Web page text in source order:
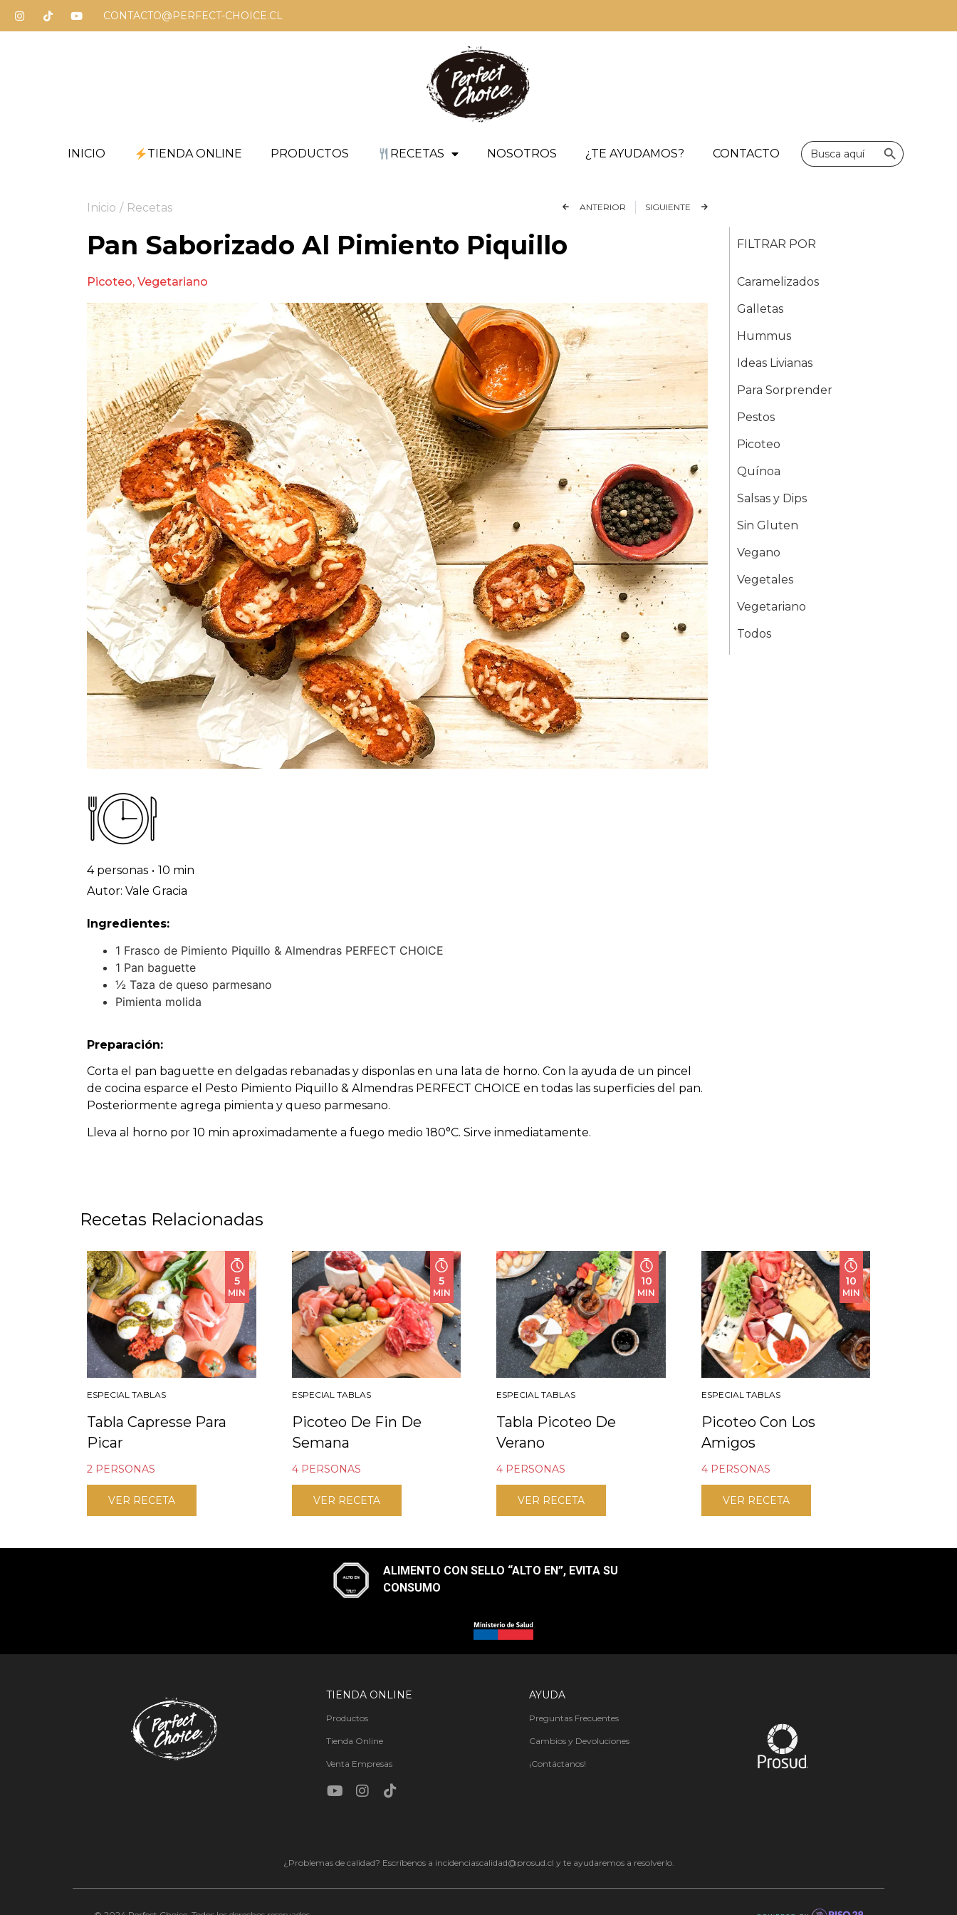
CONTACTO@PERFECT-CHOICE.CL
INICIO TIENDA ONLINE PRODUCTOS RECETAS NOSOTROS ¿TE AYUDAMOS? CONTACTO
Buscar: Botón de
Inicio / Recetas ANTERIOR SIGUIENTE
Pan Saborizado Al Pimiento Piquillo
Picoteo, Vegetariano
4 personas • 10 min
Autor: Vale Gracia
Ingredientes:
1 Frasco de Pimiento Piquillo & Almendras PERFECT CHOICE
1 Pan baguette
½ Taza de queso parmesano
Pimienta molida
Preparación:
Corta el pan baguette en delgadas rebanadas y disponlas en una lata de horno. Con la ayuda de un pincel
de cocina esparce el Pesto Pimiento Piquillo & Almendras PERFECT CHOICE en todas las superficies del pan.
Posteriormente agrega pimienta y queso parmesano.
Lleva al horno por 10 min aproximadamente a fuego medio 180°C. Sirve inmediatamente.
FILTRAR POR
Caramelizados
Galletas
Hummus
Ideas Livianas
Para Sorprender
Pestos
Picoteo
Quínoa
Salsas y Dips
Sin Gluten
Vegano
Vegetales
Vegetariano
Todos
Recetas Relacionadas
5
MIN
ESPECIAL TABLAS
Tabla Capresse Para
Picar
2 PERSONAS
VER RECETA
5
MIN
ESPECIAL TABLAS
Picoteo De Fin De
Semana
4 PERSONAS
VER RECETA
10
MIN
ESPECIAL TABLAS
Tabla Picoteo De
Verano
4 PERSONAS
VER RECETA
10
MIN
ESPECIAL TABLAS
Picoteo Con Los
Amigos
4 PERSONAS
VER RECETA
ALIMENTO CON SELLO “ALTO EN”, EVITA SU
CONSUMO​
TIENDA ONLINE
Productos
Tienda Online
Venta Empresas
AYUDA
Preguntas Frecuentes
Cambios y Devoluciones
¡Contáctanos!
¿Problemas de calidad? Escríbenos a incidenciascalidad@prosud.cl y te ayudaremos a resolverlo.